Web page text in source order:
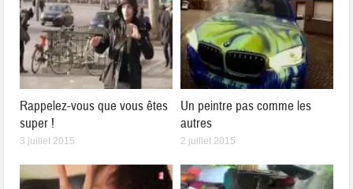
Rappelez-vous que vous êtes
super !
3 juillet 2015
Un peintre pas comme les
autres
2 juillet 2015